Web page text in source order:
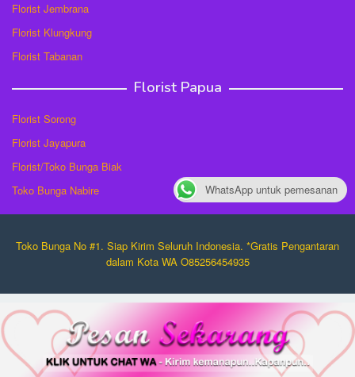
Florist Jembrana
Florist Klungkung
Florist Tabanan
Florist Papua
Florist Sorong
Florist Jayapura
Florist/Toko Bunga Biak
Toko Bunga Nabire
Toko Bunga No #1. Siap Kirim Seluruh Indonesia. *Gratis Pengantaran
dalam Kota WA O85256454935
WhatsApp untuk pemesanan